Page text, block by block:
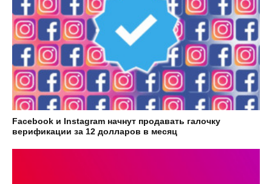
Facebook и Instagram начнут продавать галочку
верификации за 12 долларов в месяц